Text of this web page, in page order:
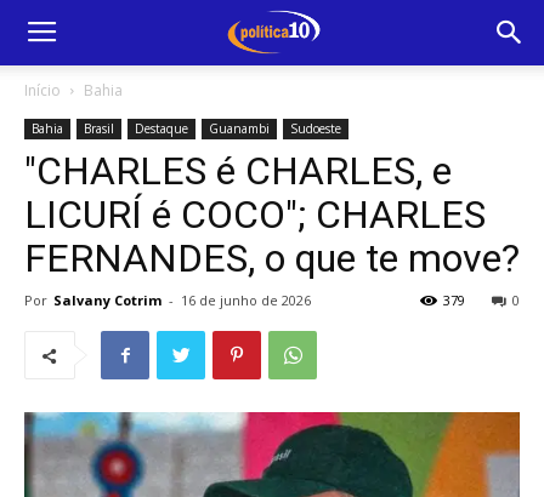
Início Bahia
Bahia Brasil Destaque Guanambi Sudoeste
"CHARLES é CHARLES, e
LICURÍ é COCO"; CHARLES
FERNANDES, o que te move?
Por Salvany Cotrim - 16 de junho de 2026 0
379